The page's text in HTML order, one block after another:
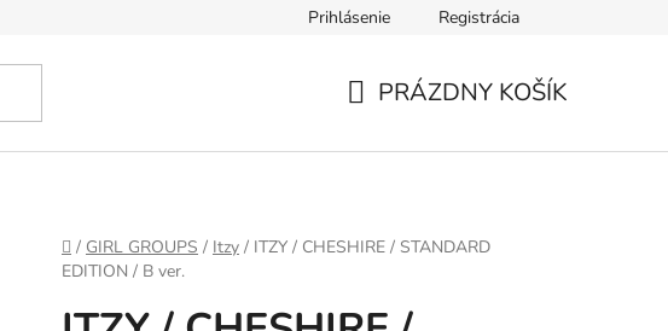
Prihlásenie Registrácia
PRÁZDNY KOŠÍK
Domov
/ GIRL GROUPS / Itzy / ITZY / CHESHIRE / STANDARD
EDITION / B ver.